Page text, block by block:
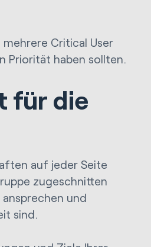
Critical User
Priorität haben sollten.
für die
auf jeder Seite
zugeschnitten
ansprechen und
sind.